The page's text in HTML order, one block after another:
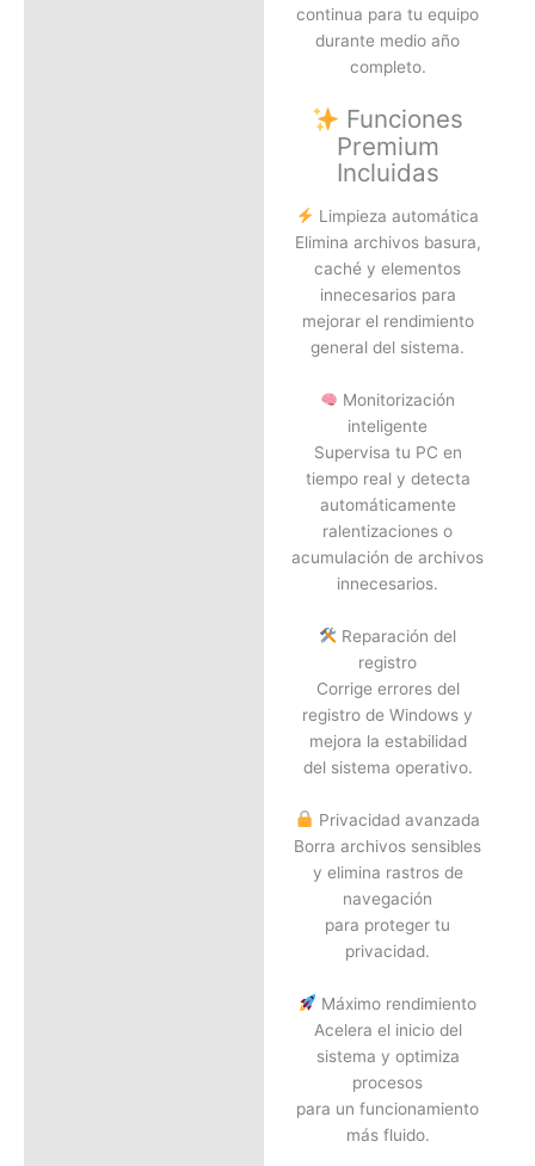
continua para tu equipo
durante medio año
completo.
Funciones
Premium
Incluidas
Limpieza automática
Elimina archivos basura,
caché y elementos
innecesarios para
mejorar el rendimiento
general del sistema.
Monitorización
inteligente
Supervisa tu PC en
tiempo real y detecta
automáticamente
ralentizaciones o
acumulación de archivos
innecesarios.
Reparación del
registro
Corrige errores del
registro de Windows y
mejora la estabilidad
del sistema operativo.
Privacidad avanzada
Borra archivos sensibles
y elimina rastros de
navegación
para proteger tu
privacidad.
Máximo rendimiento
Acelera el inicio del
sistema y optimiza
procesos
para un funcionamiento
más fluido.